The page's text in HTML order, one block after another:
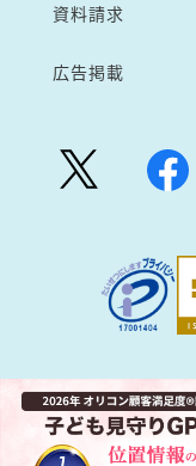
資料請求
広告掲載